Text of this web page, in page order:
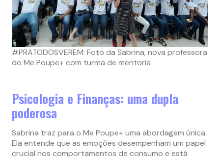
#PRATODOSVEREM: Foto da Sabrina, nova professora
do Me Poupe+ com turma de mentoria
Psicologia e Finanças: uma dupla
poderosa
Sabrina traz para o Me Poupe+ uma abordagem única.
Ela entende que as emoções desempenham um papel
crucial nos comportamentos de consumo e está